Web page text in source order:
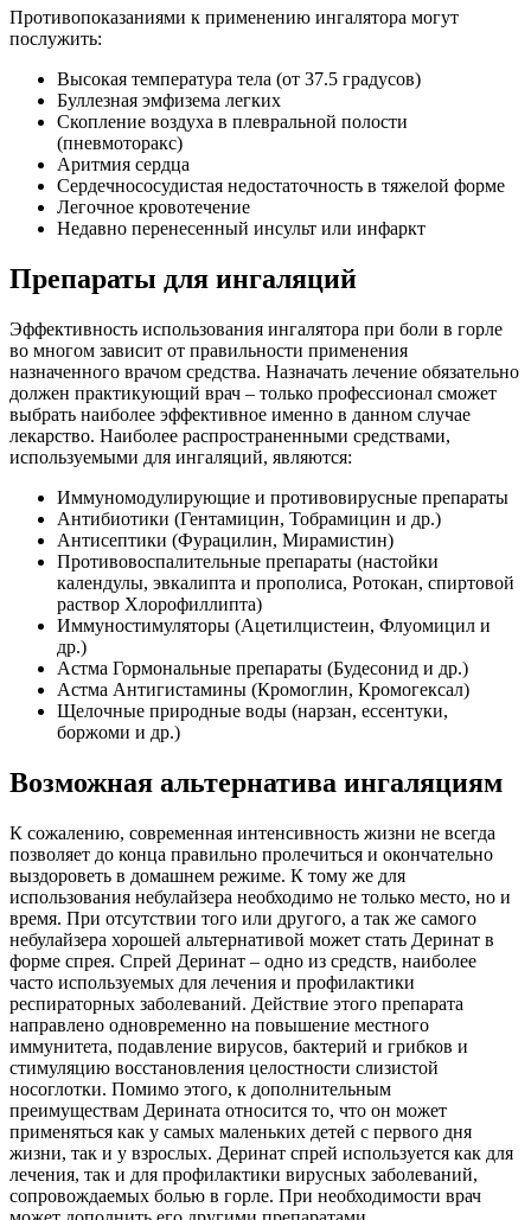
Противопоказаниями к применению ингалятора могут
послужить:
Высокая температура тела (от 37.5 градусов)
Буллезная эмфизема легких
Скопление воздуха в плевральной полости
(пневмоторакс)
Аритмия сердца
Сердечнососудистая недостаточность в тяжелой форме
Легочное кровотечение
Недавно перенесенный инсульт или инфаркт
Препараты для ингаляций
Эффективность использования ингалятора при боли в горле
во многом зависит от правильности применения
назначенного врачом средства. Назначать лечение обязательно
должен практикующий врач – только профессионал сможет
выбрать наиболее эффективное именно в данном случае
лекарство. Наиболее распространенными средствами,
используемыми для ингаляций, являются:
Иммуномодулирующие и противовирусные препараты
Антибиотики (Гентамицин, Тобрамицин и др.)
Антисептики (Фурацилин, Мирамистин)
Противовоспалительные препараты (настойки
календулы, эвкалипта и прополиса, Ротокан, спиртовой
раствор Хлорофиллипта)
Иммуностимуляторы (Ацетилцистеин, Флуомицил и
др.)
Астма Гормональные препараты (Будесонид и др.)
Астма Антигистамины (Кромоглин, Кромогексал)
Щелочные природные воды (нарзан, ессентуки,
боржоми и др.)
Возможная альтернатива ингаляциям
К сожалению, современная интенсивность жизни не всегда
позволяет до конца правильно пролечиться и окончательно
выздороветь в домашнем режиме. К тому же для
использования небулайзера необходимо не только место, но и
время. При отсутствии того или другого, а так же самого
небулайзера хорошей альтернативой может стать Деринат в
форме спрея. Спрей Деринат – одно из средств, наиболее
часто используемых для лечения и профилактики
респираторных заболеваний. Действие этого препарата
направлено одновременно на повышение местного
иммунитета, подавление вирусов, бактерий и грибков и
стимуляцию восстановления целостности слизистой
носоглотки. Помимо этого, к дополнительным
преимуществам Дерината относится то, что он может
применяться как у самых маленьких детей с первого дня
жизни, так и у взрослых. Деринат спрей используется как для
лечения, так и для профилактики вирусных заболеваний,
сопровождаемых болью в горле. При необходимости врач